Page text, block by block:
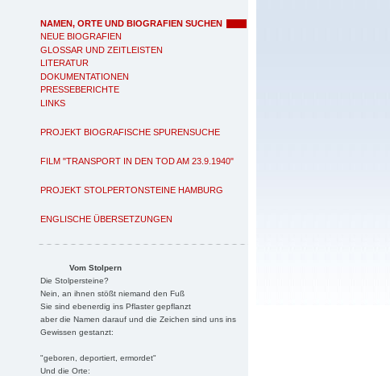
NAMEN, ORTE UND BIOGRAFIEN SUCHEN
NEUE BIOGRAFIEN
GLOSSAR UND ZEITLEISTEN
LITERATUR
DOKUMENTATIONEN
PRESSEBERICHTE
LINKS
PROJEKT BIOGRAFISCHE SPURENSUCHE
FILM "TRANSPORT IN DEN TOD AM 23.9.1940"
PROJEKT STOLPERTONSTEINE HAMBURG
ENGLISCHE ÜBERSETZUNGEN
Vom Stolpern
Die Stolpersteine?
Nein, an ihnen stößt niemand den Fuß
Sie sind ebenerdig ins Pflaster gepflanzt
aber die Namen darauf und die Zeichen sind uns ins
Gewissen gestanzt:
"geboren, deportiert, ermordet"
Und die Orte: